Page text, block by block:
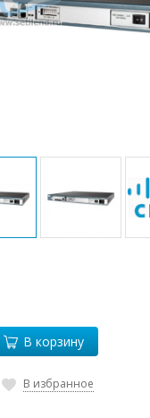
В корзину
В избранное